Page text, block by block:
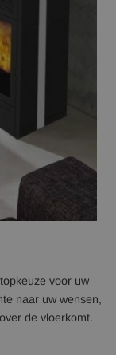
voor uw
naar uw wensen,
de vloerkomt.